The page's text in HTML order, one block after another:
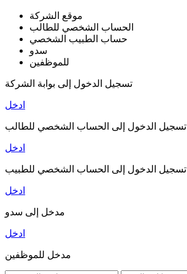
موقع الشركة
الحساب الشخصي للطالب
حساب الطبيب الشخصي
سدو
للموظفين
تسجيل الدخول إلى بوابة الشركة
ادخل
تسجيل الدخول إلى الحساب الشخصي للطالب
ادخل
تسجيل الدخول إلى الحساب الشخصي للطبيب
ادخل
مدخل إلى سدو
ادخل
مدخل للموظفين